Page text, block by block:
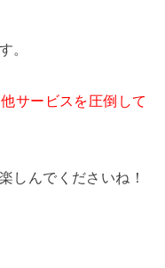
。
サービスを圧倒して
しんでくださいね！